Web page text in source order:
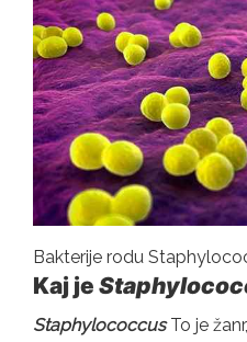
Bakterije rodu
Kaj je
StaphylococcusTo je